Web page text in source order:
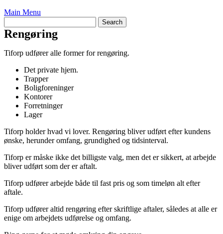
Main Menu
Rengøring
Tiforp udfører alle former for rengøring.
Det private hjem.
Trapper
Boligforeninger
Kontorer
Forretninger
Lager
Tiforp holder hvad vi lover. Rengøring bliver udført efter kundens
ønske, herunder omfang, grundighed og tidsinterval.
Tiforp er måske ikke det billigste valg, men det er sikkert, at arbejde
bliver udført som der er aftalt.
Tiforp udfører arbejde både til fast pris og som timeløn alt efter
aftale.
Tiforp udfører altid rengøring efter skriftlige aftaler, således at alle er
enige om arbejdets udførelse og omfang.